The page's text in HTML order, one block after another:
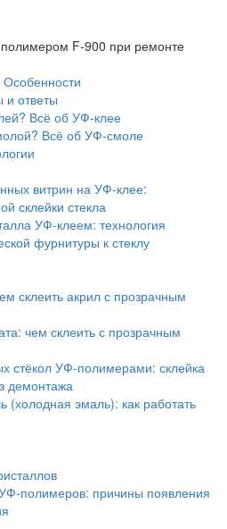
F-900 при ремонте
и ответы
Всё об УФ-клее
Всё об УФ-смоле
витрин на УФ-клее:
склейки стекла
УФ-клеем: технология
фурнитуры к стеклу
склеить акрил с прозрачным
чем склеить с прозрачным
стёкол УФ-полимерами: склейка
демонтажа
эмаль): как работать
полимеров: причины появления